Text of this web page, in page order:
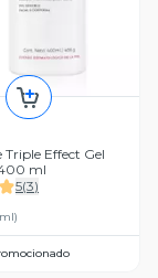
Effect Gel
ml
5(3)
)